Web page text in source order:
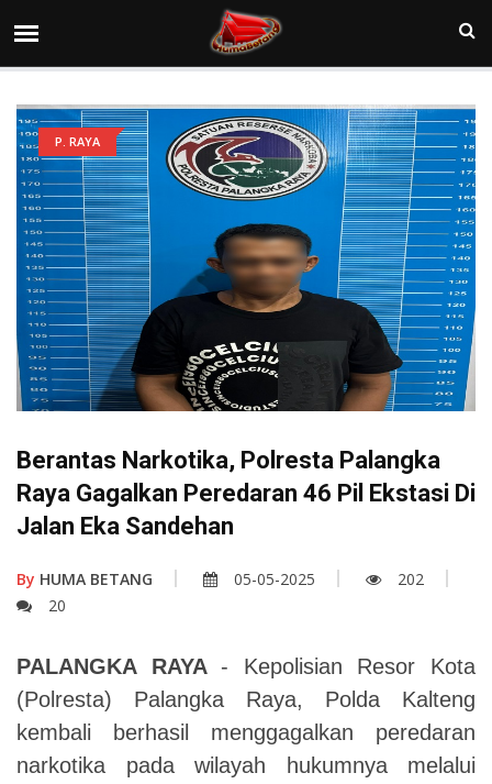
P. RAYA
Berantas Narkotika, Polresta Palangka
Raya Gagalkan Peredaran 46 Pil Ekstasi Di
Jalan Eka Sandehan
By HUMA BETANG 05-05-2025
202
20
PALANGKA RAYA
- Kepolisian Resor Kota
(Polresta) Palangka Raya, Polda Kalteng
kembali berhasil menggagalkan peredaran
narkotika pada wilayah hukumnya melalui